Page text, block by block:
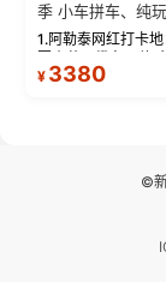
季 小车拼车、纯玩
1.阿勒泰网红打卡
军山落日缆车，体
将军山，夕阳派对
¥ 3380
©